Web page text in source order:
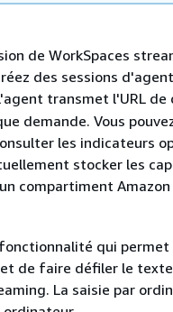
de WorkSpaces
des sessions
transmet l'URL
demande. Vous
les indicateurs
stocker les
compartiment
qui permet
de faire défiler le
La saisie par